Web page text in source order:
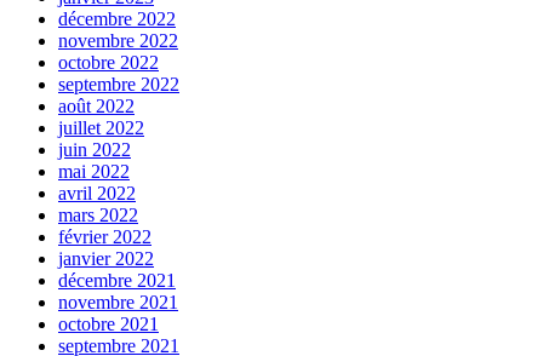
décembre 2022
novembre 2022
octobre 2022
septembre 2022
août 2022
juillet 2022
juin 2022
mai 2022
avril 2022
mars 2022
février 2022
janvier 2022
décembre 2021
novembre 2021
octobre 2021
septembre 2021